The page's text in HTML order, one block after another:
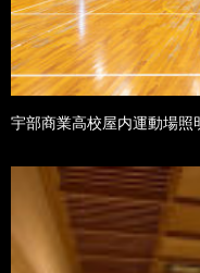
宇部商業高校屋内運動場照